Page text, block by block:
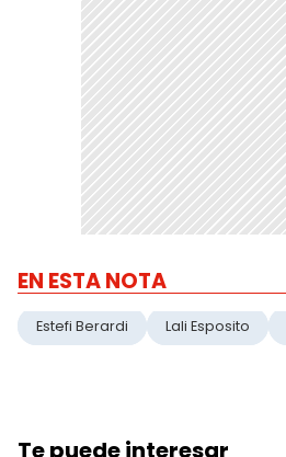
EN ESTA NOTA
Estefi Berardi Lali Esposito